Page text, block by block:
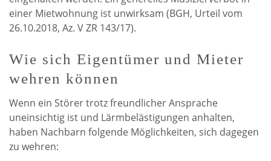
einer Mietwohnung ist unwirksam (BGH, Urteil vom
26.10.2018, Az. V ZR 143/17).
Wie sich Eigentümer und Mieter
wehren können
Wenn ein Störer trotz freundlicher Ansprache
uneinsichtig ist und Lärmbelästigungen anhalten,
haben Nachbarn folgende Möglichkeiten, sich dagegen
zu wehren: